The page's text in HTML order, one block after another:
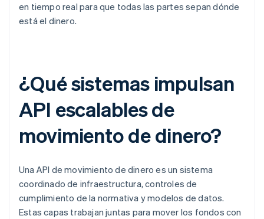
en tiempo real para que todas las partes sepan dónde
está el dinero.
¿Qué sistemas impulsan
API escalables de
movimiento de dinero?
Una API de movimiento de dinero es un sistema
coordinado de infraestructura, controles de
cumplimiento de la normativa y modelos de datos.
Estas capas trabajan juntas para mover los fondos con